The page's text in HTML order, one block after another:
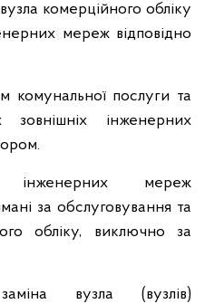
комерційного обліку
мереж відповідно
комунальної послуги та
зовнішніх інженерних
інженерних мереж
за обслуговування та
обліку, виключно за
вузла (вузлів)